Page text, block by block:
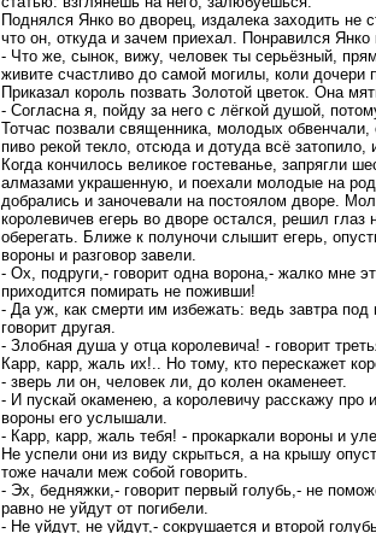
Поднялся Янко во дворец, издалека заходить не
что он, откуда и зачем приехал. Понравился Янко
- Что же, сынок, вижу, человек ты серьёзный,
живите счастливо до самой могилы, коли дочери
Приказал король позвать Золотой цветок. Она
- Согласна я, пойду за него с лёгкой душой,
Тотчас позвали священника, молодых
пиво рекой текло, отсюда и дотуда всё
Когда кончилось великое гостеванье, запрягли
алмазами украшенную, и поехали молодые на
добрались и заночевали на постоялом дворе.
королевичев егерь во дворе остался, решил
оберегать. Ближе к полуночи слышит егерь,
вороны и разговор завели.
- Ох, подруги,- говорит одна ворона,- жалко мне
приходится помирать не поживши!
- Да уж, как смерти им избежать: ведь завтра под
говорит другая.
- Злобная душа у отца королевича! - говорит
Карр, карр, жаль их!.. Но тому, кто перескажет
- зверь ли он, человек ли, до колен окаменеет.
- И пускай окаменею, а королевичу расскажу про
вороны его услышали.
- Карр, карр, жаль тебя! - прокаркали вороны и
Не успели они из виду скрыться, а на крышу
тоже начали меж собой говорить.
- Эх, бедняжки,- говорит первый голубь,- не
равно не уйдут от погибели.
- Не уйдут, не уйдут,- сокрушается и второй